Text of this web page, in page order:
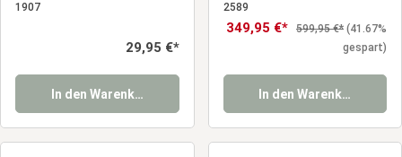
1907
Regulärer Preis:
29,95 €*
In den Warenkorb
2589
Verkaufspreis:
349,95 €* Regulärer Preis:
599,95 €* (41.67%
gespart)
In den Warenkorb